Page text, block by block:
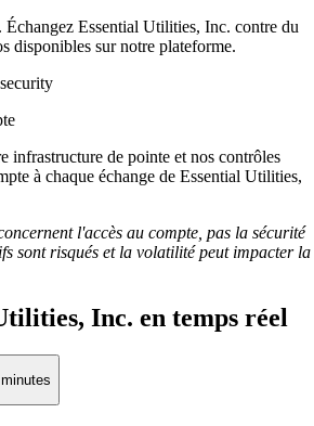
Essential Utilities, Inc. contre du
disponibles sur notre plateforme.
infrastructure de pointe et nos contrôles
à chaque échange de Essential Utilities,
l'accès au compte, pas la sécurité
sont risqués et la volatilité peut impacter la
Inc. en temps réel